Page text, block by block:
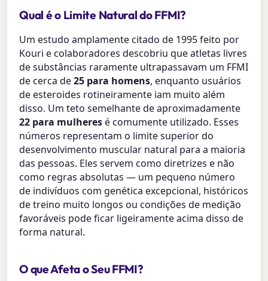
Qual é o Limite Natural do FFMI?
Um estudo amplamente citado de 1995 feito por
Kouri e colaboradores descobriu que atletas livres
de substâncias raramente ultrapassavam um FFMI
de cerca de25 para homens, enquanto usuários
de esteroides rotineiramente iam muito além
disso. Um teto semelhante de aproximadamente
22 para mulheresé comumente utilizado. Esses
números representam o limite superior do
desenvolvimento muscular natural para a maioria
das pessoas. Eles servem como diretrizes e não
como regras absolutas — um pequeno número
de indivíduos com genética excepcional, históricos
de treino muito longos ou condições de medição
favoráveis pode ficar ligeiramente acima disso de
forma natural.
O que Afeta o Seu FFMI?